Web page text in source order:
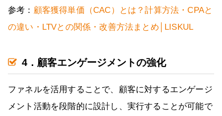
参考： 顧客獲得単価（CAC）とは？計算方法・CPAと
の違い・LTVとの関係・改善方法まとめ│LISKUL
4．顧客エンゲージメントの強化
ファネルを活用することで、顧客に対するエンゲージ
メント活動を段階的に設計し、実行することが可能で